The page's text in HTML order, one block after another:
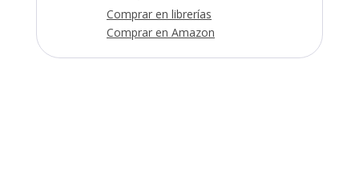
Comprar en librerías
Comprar en Amazon